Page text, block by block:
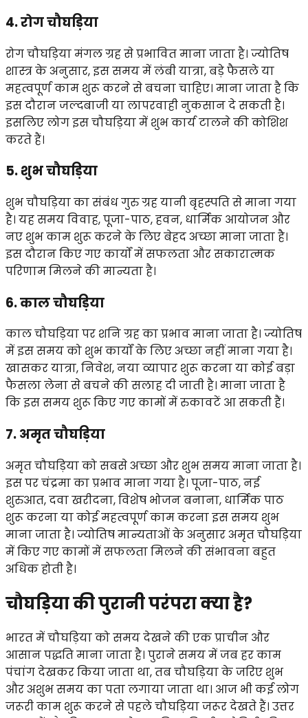
4. रोग चौघड़िया
रोग चौघड़िया मंगल ग्रह से प्रभावित माना जाता है। ज्योतिष
शास्त्र के अनुसार, इस समय में लंबी यात्रा, बड़े फैसले या
महत्वपूर्ण काम शुरू करने से बचना चाहिए। माना जाता है कि
इस दौरान जल्दबाजी या लापरवाही नुकसान दे सकती है।
इसलिए लोग इस चौघड़िया में शुभ कार्य टालने की कोशिश
करते हैं।
5. शुभ चौघड़िया
शुभ चौघड़िया का संबंध गुरु ग्रह यानी बृहस्पति से माना गया
है। यह समय विवाह, पूजा-पाठ, हवन, धार्मिक आयोजन और
नए शुभ काम शुरू करने के लिए बेहद अच्छा माना जाता है।
इस दौरान किए गए कार्यों में सफलता और सकारात्मक
परिणाम मिलने की मान्यता है।
6. काल चौघड़िया
काल चौघड़िया पर शनि ग्रह का प्रभाव माना जाता है। ज्योतिष
में इस समय को शुभ कार्यों के लिए अच्छा नहीं माना गया है।
खासकर यात्रा, निवेश, नया व्यापार शुरू करना या कोई बड़ा
फैसला लेना से बचने की सलाह दी जाती है। माना जाता है
कि इस समय शुरू किए गए कामों में रुकावटें आ सकती हैं।
7. अमृत चौघड़िया
अमृत चौघड़िया को सबसे अच्छा और शुभ समय माना जाता है।
इस पर चंद्रमा का प्रभाव माना गया है। पूजा-पाठ, नई
शुरुआत, दवा खरीदना, विशेष भोजन बनाना, धार्मिक पाठ
शुरू करना या कोई महत्वपूर्ण काम करना इस समय शुभ
माना जाता है। ज्योतिष मान्यताओं के अनुसार अमृत चौघड़िया
में किए गए कामों में सफलता मिलने की संभावना बहुत
अधिक होती है।
चौघड़िया की पुरानी परंपरा क्या है?
भारत में चौघड़िया को समय देखने की एक प्राचीन और
आसान पद्धति माना जाता है। पुराने समय में जब हर काम
पंचांग देखकर किया जाता था, तब चौघड़िया के जरिए शुभ
और अशुभ समय का पता लगाया जाता था। आज भी कई लोग
जरूरी काम शुरू करने से पहले चौघड़िया जरूर देखते हैं। उत्तर